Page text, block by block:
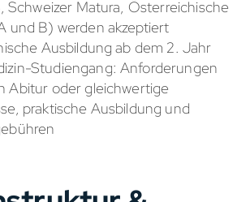
Schweizer Matura, Österreichische
und B) werden akzeptiert
Ausbildung ab dem 2. Jahr
Studiengang: Anforderungen
Abitur oder gleichwertige
praktische Ausbildung und